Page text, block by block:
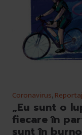
Coronavirus,
„Eu sunt o
fiecare în
sunt în